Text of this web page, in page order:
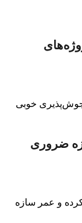
خوبی
ضروری
و عمر سازه